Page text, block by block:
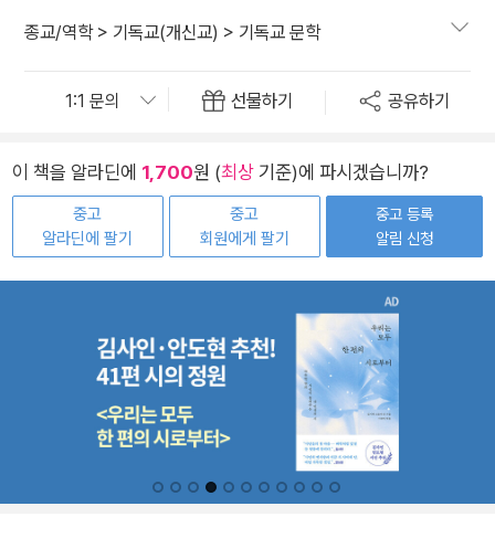
종교/역학> 기독교(개신교) > 기독교 문학
선물하기 공유하기
이 책을 알라딘에 1,700원 (최상 기준)에 파시겠습니까?
중고
알라딘에 팔기
중고
회원에게 팔기
중고 등록
알림 신청